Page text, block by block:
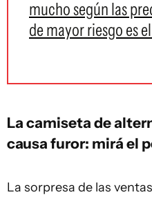
mucho según las
de mayor riesgo es
La camiseta de
causa furor: mirá el
La sorpresa de las